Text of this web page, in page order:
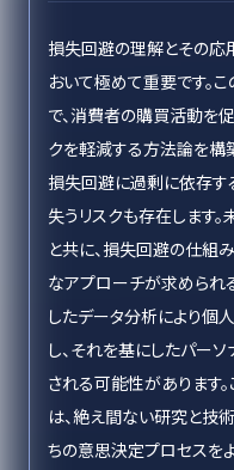
損失回避の理解とその応
おいて極めて重要です。
で、消費者の購買活動を
クを軽減する方法論を構
損失回避に過剰に依存す
失うリスクも存在します
と共に、損失回避の仕組
なアプローチが求められ
したデータ分析により個
し、それを基にしたパー
される可能性があります
は、絶え間ない研究と技
ちの意思決定プロセスを